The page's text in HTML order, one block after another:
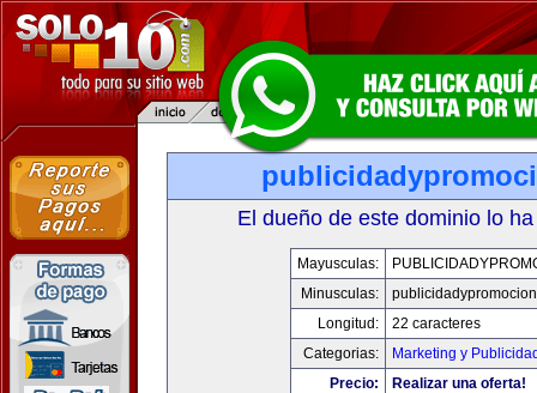
El dueño de este dominio lo
Mayusculas:
Minusculas:
Longitud:
22 caracteres
Categorias:
Marketing y
Precio:
Realizar una oferta!